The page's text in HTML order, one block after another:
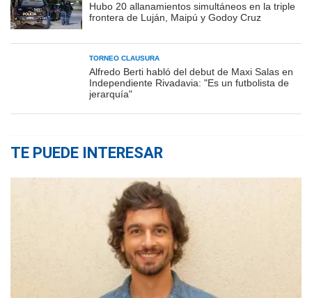
Hubo 20 allanamientos simultáneos en la triple
frontera de Luján, Maipú y Godoy Cruz
TORNEO CLAUSURA
Alfredo Berti habló del debut de Maxi Salas en
Independiente Rivadavia: "Es un futbolista de
jerarquía"
TE PUEDE INTERESAR